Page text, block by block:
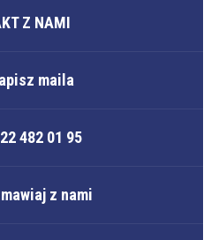
Z NAMI
maila
482 01 95
z nami